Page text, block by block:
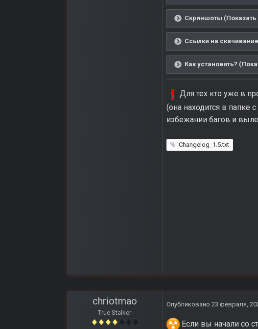
Скриншоты (Показать
Ссылки на
Как установить?
Для тех кто уже в
(она находится в папке
избежании багов и
Changelog_1.5.txt
chriotmao
True Stalker
Опубликовано 23 февраля,
Если вы начали со